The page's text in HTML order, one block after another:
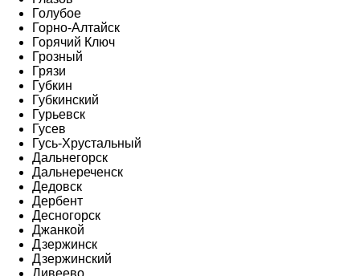
Голубое
Горно-Алтайск
Горячий Ключ
Грозный
Грязи
Губкин
Губкинский
Гурьевск
Гусев
Гусь-Хрустальный
Дальнегорск
Дальнереченск
Дедовск
Дербент
Десногорск
Джанкой
Дзержинск
Дзержинский
Дивеево